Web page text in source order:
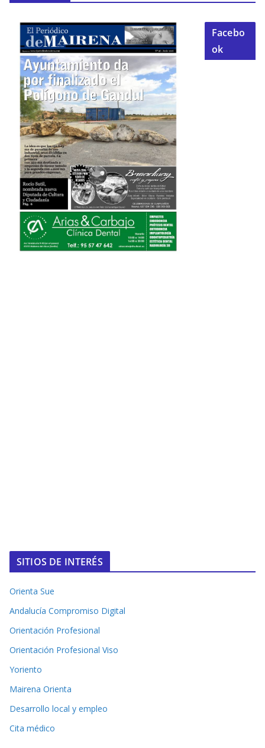
Facebo
ok
SITIOS DE INTERÉS
Orienta Sue
Andalucía Compromiso Digital
Orientación Profesional
Orientación Profesional Viso
Yoriento
Mairena Orienta
Desarrollo local y empleo
Cita médico